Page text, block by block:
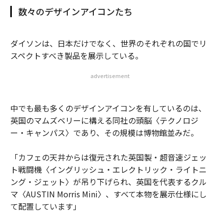
数々のデザインアイコンたち
ダイソンは、日本だけでなく、世界のそれぞれの国でリ
スペクトすべき製品を展示している。
advertisement
中でも最も多くのデザインアイコンを有しているのは、
英国のマムズベリーに構える同社の頭脳〈テクノロジ
ー・キャンパス〉であり、その規模は博物館並みだ。
「カフェの天井からは復元された英国製・超音速ジェッ
ト戦闘機〈イングリッシュ・エレクトリック・ライトニ
ング・ジェット〉が吊り下げられ、英国を代表するクル
マ〈AUSTIN Morris Mini〉、すべて本物を展示仕様にし
て配置しています」